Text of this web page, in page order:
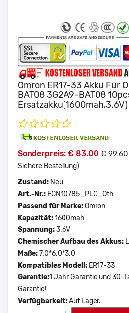
Omron ER17-33 Akku Für
BAT08 3G2A9-BAT08
Ersatzakku(1600mah,3.6V)
Sonderpreis: € 83.00 €
Sichere Bestellung)
Zustand: Neu
Art.-Nr.: ECN10785_PLC_Oth
Passend für Marke:Omron
Kapazität:1600mah
Spannung:3.6V
Chemischer Aufbau des Akkus:
Maße:7.0*6.0*3.0
Kompatibles Modell: ER17-33
Garantie:1 Jahr Garantie und 30-
Garantie!
Verfügbarkeit:Auf Lager.